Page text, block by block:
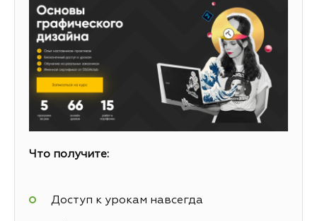
Что получите:
Доступ к урокам навсегда